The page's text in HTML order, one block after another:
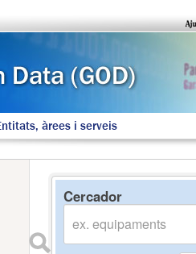
àrees i serveis
Cercador